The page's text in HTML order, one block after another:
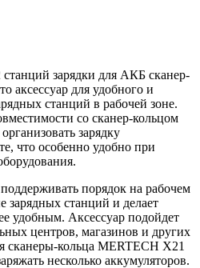
зарядки для АКБ сканер-
аксессуар для удобного и
станций в рабочей зоне.
со сканер-кольцом
зарядку
что особенно удобно при
порядок на рабочем
зарядных станций и делает
удобным. Аксессуар подойдет
центров, магазинов и других
сканеры-кольца MERTECH X21
несколько аккумуляторов.